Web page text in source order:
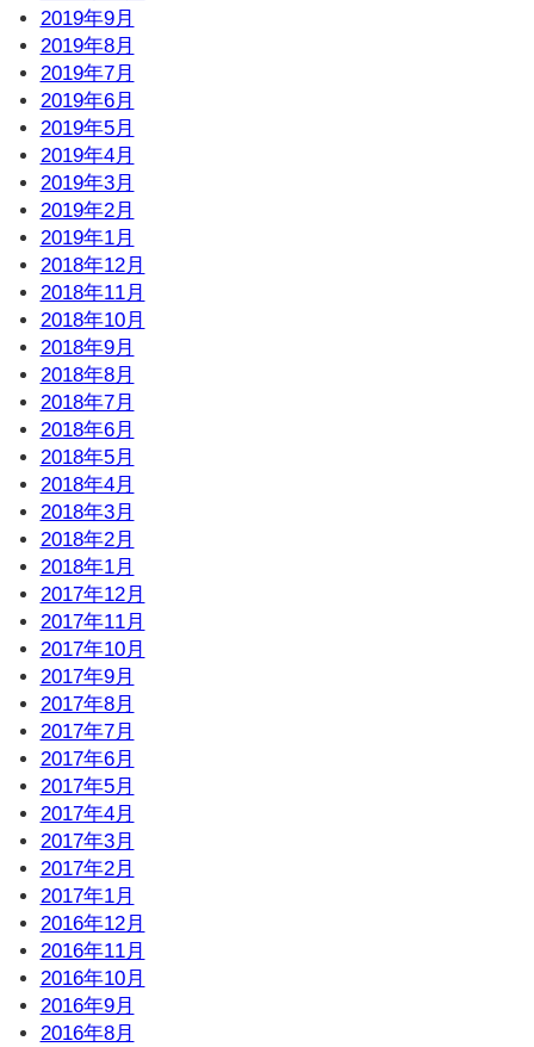
2019年9月
2019年8月
2019年7月
2019年6月
2019年5月
2019年4月
2019年3月
2019年2月
2019年1月
2018年12月
2018年11月
2018年10月
2018年9月
2018年8月
2018年7月
2018年6月
2018年5月
2018年4月
2018年3月
2018年2月
2018年1月
2017年12月
2017年11月
2017年10月
2017年9月
2017年8月
2017年7月
2017年6月
2017年5月
2017年4月
2017年3月
2017年2月
2017年1月
2016年12月
2016年11月
2016年10月
2016年9月
2016年8月